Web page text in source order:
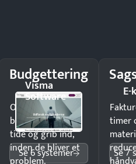
Budgettering
Visma
Software
Opdag
budgetafvigelser i
tide og grib ind,
inden de bliver et
Se 6 systemer
timer
Se 7